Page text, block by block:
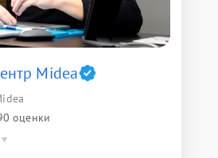
Midea
оценки